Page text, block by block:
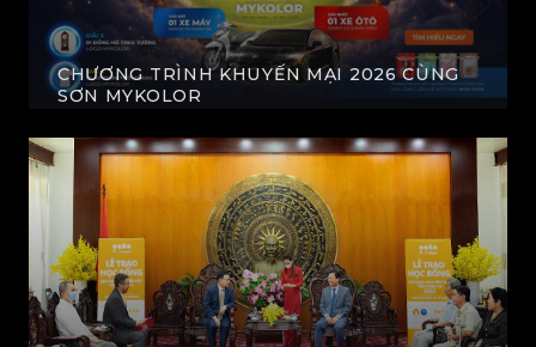
CHƯƠNG TRÌNH KHUYẾN MẠI 2026 CÙNG
SƠN MYKOLOR
XEM THÊM